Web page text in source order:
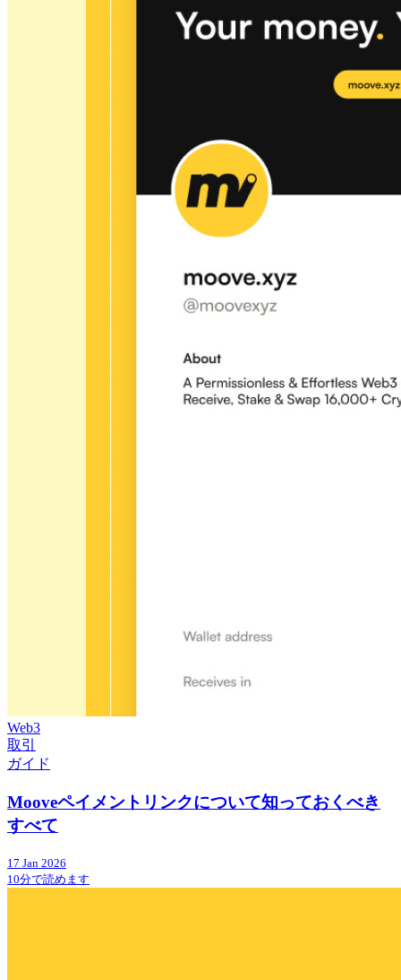
Web3
取引
ガイド
Mooveペイメントリンクについて知っておくべき
すべて
17 Jan 2026
10分で読めます